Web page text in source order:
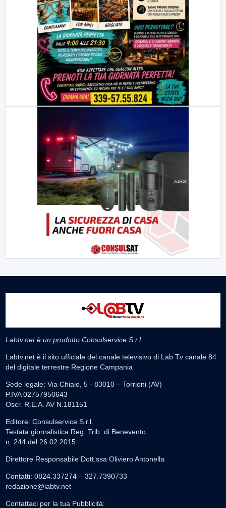
Labtv.net è un prodotto Consulservice S.r.l.
Labtv.net è il sito ufficiale del canale televisivo di Lab Tv canale 84
del digitale terrestre Regione Campania
Sede legale: Via Chiaio, 5 - 83010 – Torrioni (AV)
P.IVA 02757950643
Oscr. R.E.A. AV N.181151
Editore: Consulservice S.r.l.
Testata giornalistica Reg. Trib. di Benevento
n. 244 del 26.02.2015
Direttore Responsabile Dott.ssa Oliviero Antonella
Contatti: 0824.337274 – 327.7390733
redazione@labtv.net
Contattaci per la tua Pubblicità: